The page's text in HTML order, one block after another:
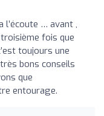
l’écoute … avant ,
fois que
toujours une
bons conseils
que
entourage.